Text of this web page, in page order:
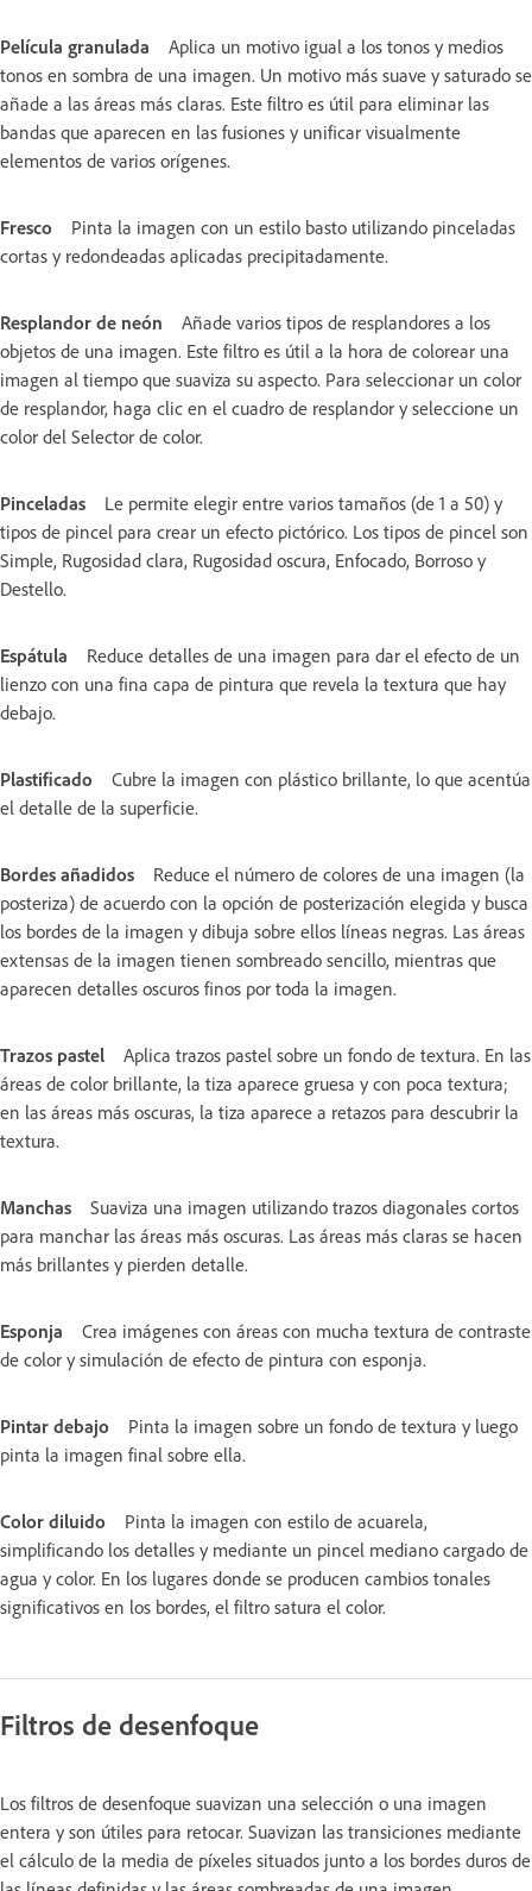
Película granulada
Aplica un motivo igual a los tonos y medios
tonos en sombra de una imagen. Un motivo más suave y saturado se
añade a las áreas más claras. Este filtro es útil para eliminar las
bandas que aparecen en las fusiones y unificar visualmente
elementos de varios orígenes.
Fresco
Pinta la imagen con un estilo basto utilizando pinceladas
cortas y redondeadas aplicadas precipitadamente.
Resplandor de neón
Añade varios tipos de resplandores a los
objetos de una imagen. Este filtro es útil a la hora de colorear una
imagen al tiempo que suaviza su aspecto. Para seleccionar un color
de resplandor, haga clic en el cuadro de resplandor y seleccione un
color del Selector de color.
Pinceladas
Le permite elegir entre varios tamaños (de 1 a 50) y
tipos de pincel para crear un efecto pictórico. Los tipos de pincel son
Simple, Rugosidad clara, Rugosidad oscura, Enfocado, Borroso y
Destello.
Espátula
Reduce detalles de una imagen para dar el efecto de un
lienzo con una fina capa de pintura que revela la textura que hay
debajo.
Plastificado
Cubre la imagen con plástico brillante, lo que acentúa
el detalle de la superficie.
Bordes añadidos
Reduce el número de colores de una imagen (la
posteriza) de acuerdo con la opción de posterización elegida y busca
los bordes de la imagen y dibuja sobre ellos líneas negras. Las áreas
extensas de la imagen tienen sombreado sencillo, mientras que
aparecen detalles oscuros finos por toda la imagen.
Trazos pastel
Aplica trazos pastel sobre un fondo de textura. En las
áreas de color brillante, la tiza aparece gruesa y con poca textura;
en las áreas más oscuras, la tiza aparece a retazos para descubrir la
textura.
Manchas
Suaviza una imagen utilizando trazos diagonales cortos
para manchar las áreas más oscuras. Las áreas más claras se hacen
más brillantes y pierden detalle.
Esponja
Crea imágenes con áreas con mucha textura de contraste
de color y simulación de efecto de pintura con esponja.
Pintar debajo
Pinta la imagen sobre un fondo de textura y luego
pinta la imagen final sobre ella.
Color diluido
Pinta la imagen con estilo de acuarela,
simplificando los detalles y mediante un pincel mediano cargado de
agua y color. En los lugares donde se producen cambios tonales
significativos en los bordes, el filtro satura el color.
Filtros de desenfoque
Los filtros de desenfoque suavizan una selección o una imagen
entera y son útiles para retocar. Suavizan las transiciones mediante
el cálculo de la media de píxeles situados junto a los bordes duros de